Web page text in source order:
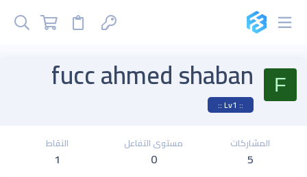
F
fucc ahmed shaban
:: Lv1 ::
المشاركات
5
مستوى التفاعل
0
النقاط
1